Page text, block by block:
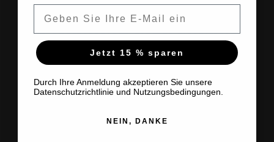
Erhalten Sie exklusiv
15 % Rabatt auf
Ihren ersten Einkauf
exklusive Angebote
Jetzt 15 % sparen
Durch Ihre Anmeldung akzeptieren Sie unsere
Datenschutzrichtlinie und Nutzungsbedingungen.
NEIN, DANKE